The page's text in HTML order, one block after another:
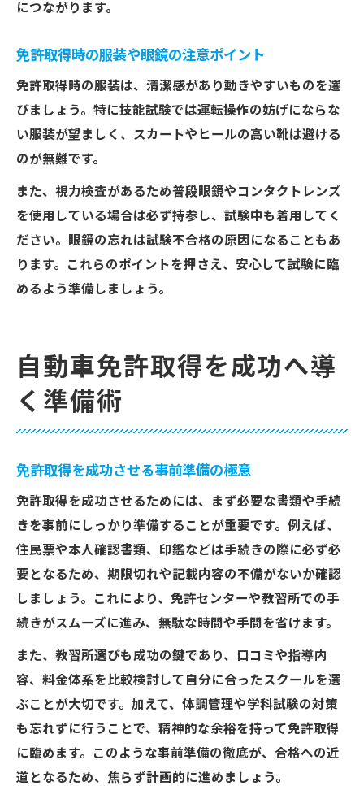
につながります。
免許取得時の服装や眼鏡の注意ポイント
免許取得時の服装は、清潔感があり動きやすいものを選
びましょう。特に技能試験では運転操作の妨げにならな
い服装が望ましく、スカートやヒールの高い靴は避ける
のが無難です。
また、視力検査があるため普段眼鏡やコンタクトレンズ
を使用している場合は必ず持参し、試験中も着用してく
ださい。眼鏡の忘れは試験不合格の原因になることもあ
ります。これらのポイントを押さえ、安心して試験に臨
めるよう準備しましょう。
自動車免許取得を成功へ導
く準備術
免許取得を成功させる事前準備の極意
免許取得を成功させるためには、まず必要な書類や手続
きを事前にしっかり準備することが重要です。例えば、
住民票や本人確認書類、印鑑などは手続きの際に必ず必
要となるため、期限切れや記載内容の不備がないか確認
しましょう。これにより、免許センターや教習所での手
続きがスムーズに進み、無駄な時間や手間を省けます。
また、教習所選びも成功の鍵であり、口コミや指導内
容、料金体系を比較検討して自分に合ったスクールを選
ぶことが大切です。加えて、体調管理や学科試験の対策
も忘れずに行うことで、精神的な余裕を持って免許取得
に臨めます。このような事前準備の徹底が、合格への近
道となるため、焦らず計画的に進めましょう。